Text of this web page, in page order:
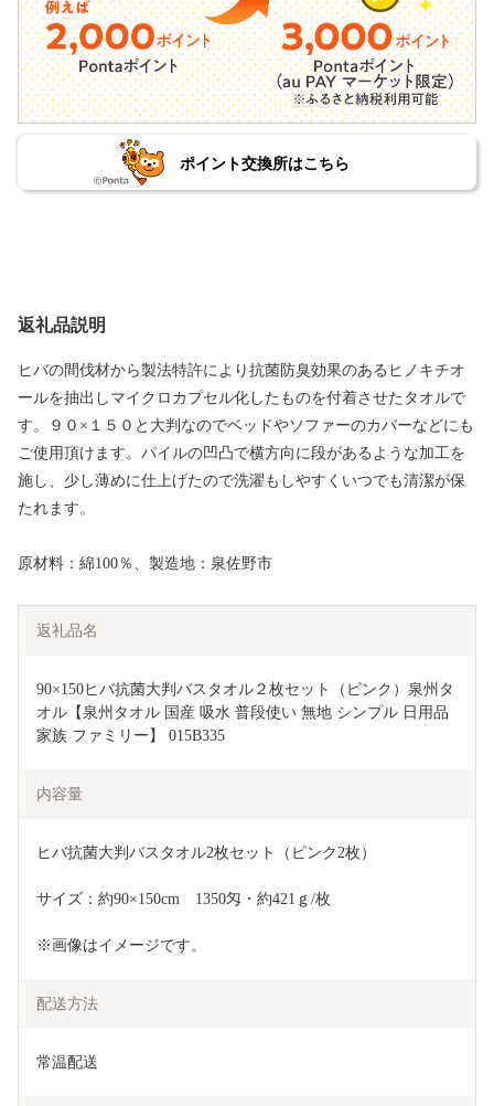
ポイント交換所はこちら
返礼品説明
ヒバの間伐材から製法特許により抗菌防臭効果のあるヒノキチオ
ールを抽出しマイクロカプセル化したものを付着させたタオルで
す。９０×１５０と大判なのでベッドやソファーのカバーなどにも
ご使用頂けます。パイルの凹凸で横方向に段があるような加工を
施し、少し薄めに仕上げたので洗濯もしやすくいつでも清潔が保
たれます。
原材料：綿100％、製造地：泉佐野市
返礼品名
90×150ヒバ抗菌大判バスタオル２枚セット（ピンク）泉州タ
オル【泉州タオル 国産 吸水 普段使い 無地 シンプル 日用品
家族 ファミリー】 015B335
内容量
ヒバ抗菌大判バスタオル2枚セット（ピンク2枚）
サイズ：約90×150cm　1350匁・約421ｇ/枚
※画像はイメージです。
配送方法
常温配送